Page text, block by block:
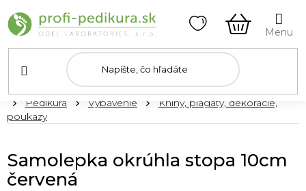
na
obsah
KOŠÍK
DomovPedikúra Vybavenie
Knihy, plagáty, dekorácie,
poukazy
Samolepka okrúhla stopa 10cm
červená